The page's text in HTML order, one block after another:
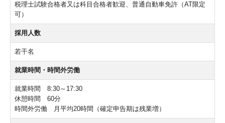
税理士試験合格者又は科目合格者歓迎、普通自動車免許（AT限定
可）
採用人数
若干名
就業時間・時間外労働
就業時間 8:30～17:30
休憩時間 60分
時間外労働 月平均20時間（確定申告期は残業増）